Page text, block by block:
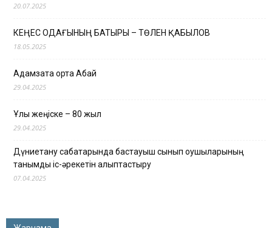
20.07.2025
КЕҢЕС ОДАҒЫНЫҢ БАТЫРЫ – ТӨЛЕН ҚАБЫЛОВ
18.05.2025
Адамзатқа ортақ Абай
29.04.2025
Ұлы жеңіске – 80 жыл
29.04.2025
Дүниетану сабақтарында бастауыш сынып оқушыларының
танымдық іс-әрекетін қалыптастыру
07.04.2025